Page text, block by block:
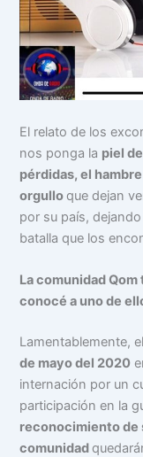
El relato de los
nos ponga la piel
pérdidas, el
orgullo que dejan
por su país,
batalla que los
La comunidad
conocé a uno de
Lamentablemente,
de mayo del 2020
internación por un
participación en la
reconocimiento de
comunidad